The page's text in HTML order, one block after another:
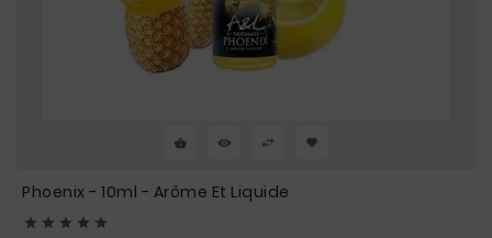
Phoenix - 10ml - Arôme Et Liquide
    